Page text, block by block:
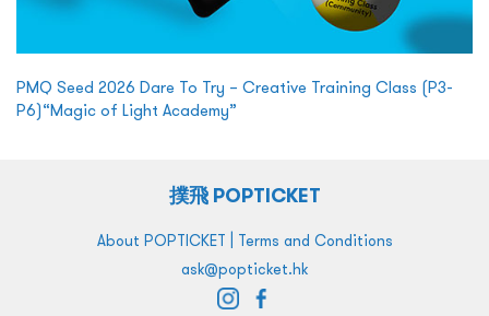
PMQ Seed 2026 Dare To Try – Creative Training Class (P3-
P6)“Magic of Light Academy”
撲飛 POPTICKET
About POPTICKET | Terms and Conditions
ask@popticket.hk